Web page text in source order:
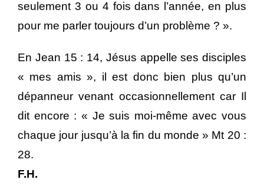
seulement 3 ou 4 fois dans l’année, en plus
pour me parler toujours d’un problème ? ».
En Jean 15 : 14, Jésus appelle ses disciples
« mes amis », il est donc bien plus qu’un
dépanneur venant occasionnellement car Il
dit encore : « Je suis moi-même avec vous
chaque jour jusqu’à la fin du monde » Mt 20 :
28.
F.H.